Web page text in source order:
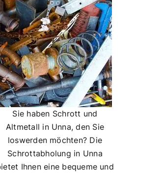
Sie haben Schrott und
Altmetall in Unna, den Sie
loswerden möchten? Die
Schrottabholung in Unna
Ihnen eine bequeme und